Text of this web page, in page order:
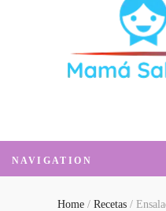
NAVIGATION
Home / Recetas /